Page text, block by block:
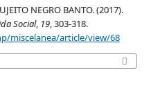
NEGRO BANTO. (2017).
Social, 19, 303-318.
miscelanea/article/view/68